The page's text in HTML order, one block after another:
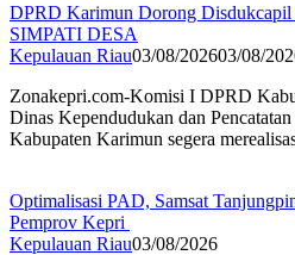
DPRD Karimun Dorong Disdukcapil
SIMPATI DESA
Kepulauan Riau03/08/202603/08/
Zonakepri.com-Komisi I DPRD
Dinas Kependudukan dan
Kabupaten Karimun segera
Optimalisasi PAD, Samsat
Pemprov Kepri
Kepulauan Riau03/08/2026